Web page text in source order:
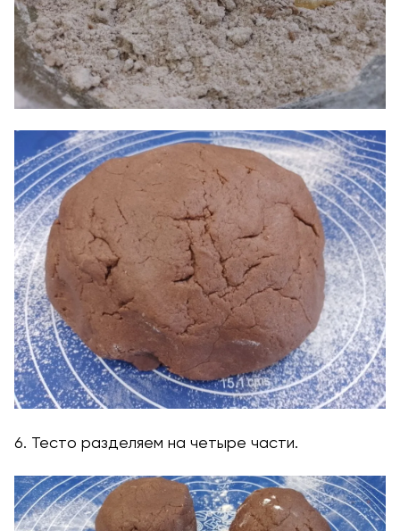
6. Тесто разделяем на четыре части.